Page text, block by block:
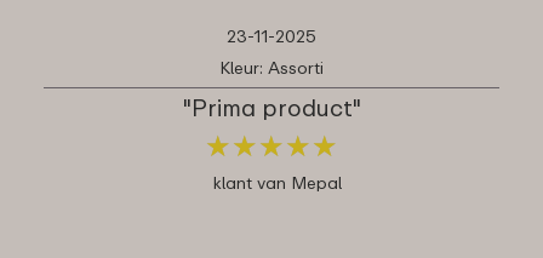
23-11-2025
Kleur: Assorti
"Prima product"
★★★★★
★★★★★
klant van Mepal